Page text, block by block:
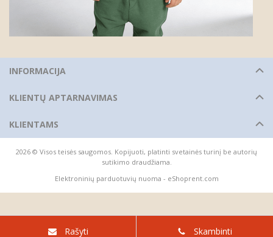
INFORMACIJA
KLIENTŲ APTARNAVIMAS
KLIENTAMS
2026 © Visos teisės saugomos. Kopijuoti, platinti svetainės turinį be autorių
sutikimo draudžiama.
Elektroninių parduotuvių nuoma - eShoprent.com
Rašyti Skambinti